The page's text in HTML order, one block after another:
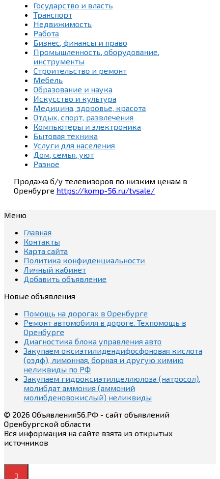
Государство и власть
Транспорт
Недвижимость
Работа
Бизнес, финансы и право
Промышленность, оборудование,
инструменты
Строительство и ремонт
Мебель
Образование и наука
Искусство и культура
Медицина, здоровье, красота
Отдых, спорт, развлечения
Компьютеры и электроника
Бытовая техника
Услуги для населения
Дом, семья, уют
Разное
Продажа б/у телевизоров по низким ценам в
Оренбурге https://komp-56.ru/tvsale/
Меню
Главная
Контакты
Карта сайта
Политика конфиденциальности
Личный кабинет
Добавить объявление
Новые объявления
Помощь на дорогах в Оренбурге
Ремонт автомобиля в дороге. Техпомощь в
Оренбурге
Диагностика блока управления авто
Закупаем оксиэтилидендифосфоновая кислота
(оэдф), лимонная, борная и другую химию
неликвиды по РФ
Закупаем гидроксиэтилцеллюлоза (натросол),
молибдат аммония (аммоний
молибденовокислый) неликвиды
© 2026 Объявления56.РФ - сайт объявлений
Оренбургской области
Вся информация на сайте взята из открытых
источников